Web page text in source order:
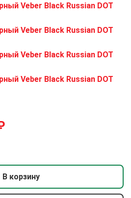
В корзину